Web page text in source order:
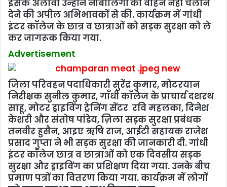
इसके अलावा उन्होंने नाबालिगों को वाहन नहीं चलाने
देने की अपील अभिभावकों से की. कार्यक्रम में गांधी
इंटर कॉलेज के छात्र व छात्राओं को सड़क सुरक्षा को ले
कर जागरूक किया गया.
Advertisement
जिला परिवहन पदाधिकारी सुरेंद्र कुमार, मोटरयान
निरीक्षक सुनील कुमार, गाँधी कॉलेज के प्राचार्य दशरथ
साहू, मोटर ड्राइविंग ट्रेनिंग सेंटर रवि महलका, दिनेश
केशरी और संतोष पांंडेय, ज़िला सड़क सुरक्षा प्रबंधक
तनवीर हुसैन, आइए ऋषि राज, आईटी सहायक राजेश
प्रसाद गुप्ता ने भी सड़क सुरक्षा की जानकारी दी. गांधी
इंटर कॉलेज छात्र व छात्राओं को एक दिवसीय सड़क
सुरक्षा और ड्राइविंग का प्रशिक्षण दिया गया. उनके बीच
प्रमाण पत्रों का वितरण किया गया. कार्यक्रम में लोगों